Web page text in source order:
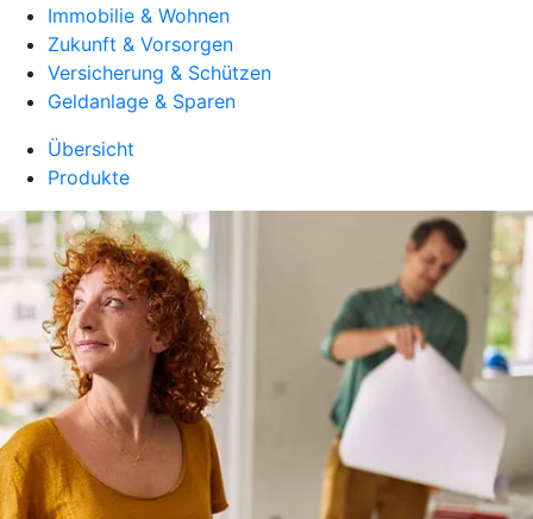
Immobilie & Wohnen
Zukunft & Vorsorgen
Versicherung & Schützen
Geldanlage & Sparen
Übersicht
Produkte